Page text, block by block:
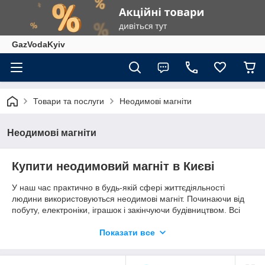
GazVodaKyiv
Товари та послуги Неодимові магніти
Неодимові магніти
Купити неодимовий магніт в Києві
У наш час практично в будь-якій сфері життєдіяльності
людини використовуються неодимові магніт. Починаючи від
побуту, електроніки, іграшок і закінчуючи будівництвом. Всі
Польщі. У нашому інтернет-магазині продаються тільки
оригінального складу. Всі магніти відправляються без сколів і
Показати все